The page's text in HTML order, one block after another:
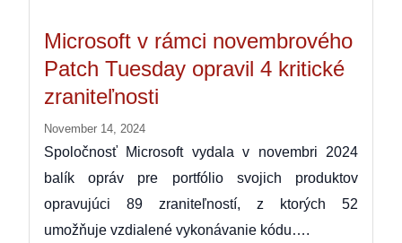
Microsoft v rámci novembrového
Patch Tuesday opravil 4 kritické
zraniteľnosti
November 14, 2024
Spoločnosť Microsoft vydala v novembri 2024
balík opráv pre portfólio svojich produktov
opravujúci 89 zraniteľností, z ktorých 52
umožňuje vzdialené vykonávanie kódu….